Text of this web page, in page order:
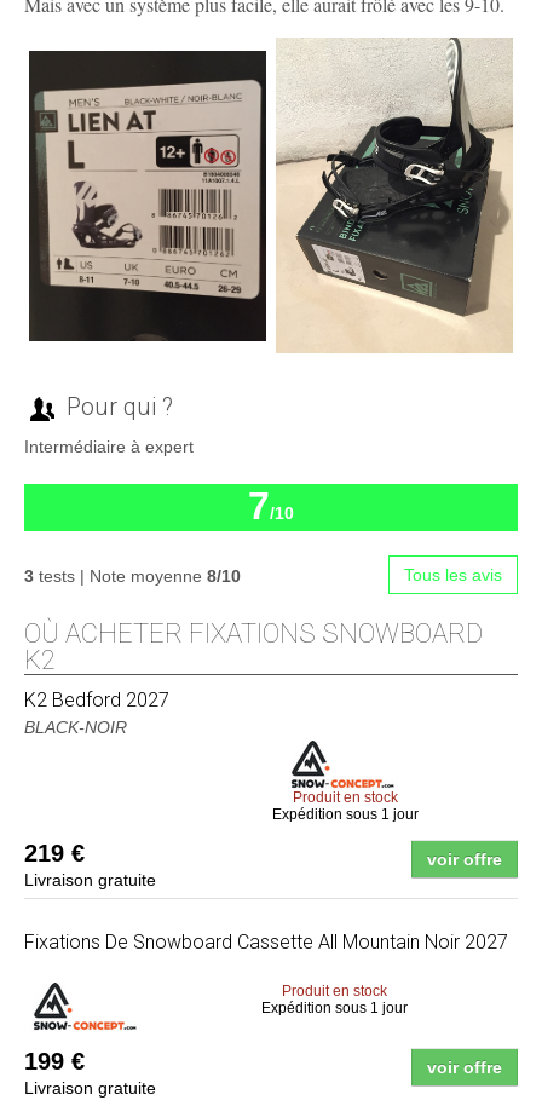
Pour qui ?
Intermédiaire à expert
7/10
3 tests | Note moyenne 8/10 Tous les avis
OÙ ACHETER FIXATIONS SNOWBOARD
K2
K2 Bedford 2027
BLACK-NOIR
Produit en stock
Expédition sous 1 jour
219 €
Livraison gratuite
voir offre
Fixations De Snowboard Cassette All Mountain Noir 2027
Produit en stock
Expédition sous 1 jour
199 €
Livraison gratuite
voir offre